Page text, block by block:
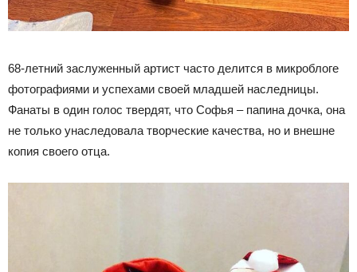
68-летний заслуженный артист часто делится в микроблоге
фотографиями и успехами своей младшей наследницы.
Фанаты в один голос твердят, что Софья – папина дочка, она
не только унаследовала творческие качества, но и внешне
копия своего отца.